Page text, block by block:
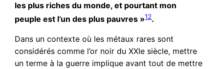
les plus riches du monde, et pourtant mon
peuple est l’un des plus pauvres »12.
Dans un contexte où les métaux rares sont
considérés comme l’or noir du XXIe siècle, mettre
un terme à la guerre implique avant tout de mettre